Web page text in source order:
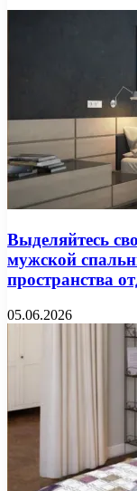
Выделяйтесь
мужской
пространства
05.06.2026